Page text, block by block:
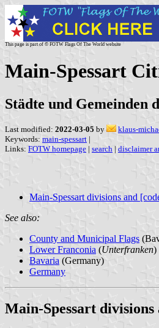
This page is part of © FOTW Flags Of The World website
Main-Spessart
Städte und Gemeinden
Last modified: 2022-03-05 by
klaus-
Keywords: main-spessart |
Links: FOTW homepage | search | disclaimer
Main-Spessart divisions and
See also:
County and Municipal Flags
Lower Franconia (Unterfranken)
Bavaria (Germany)
Germany
Main-Spessart divisions